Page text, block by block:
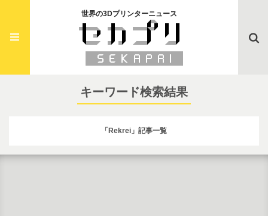
世界の3Dプリンターニュース
キーワード検索結果
「Rekrei」記事一覧